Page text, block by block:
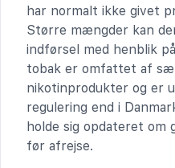
har normalt ikke givet
Større mængder kan
indførsel med henblik
tobak er omfattet af
nikotinprodukter og er
regulering end i
holde sig opdateret om
før afrejse.